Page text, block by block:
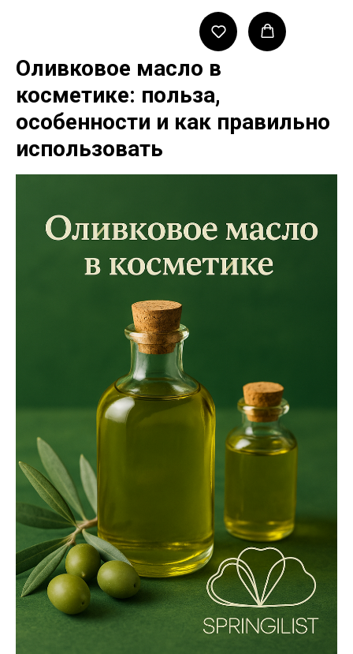
Оливковое масло в
косметике: польза,
особенности и как правильно
использовать